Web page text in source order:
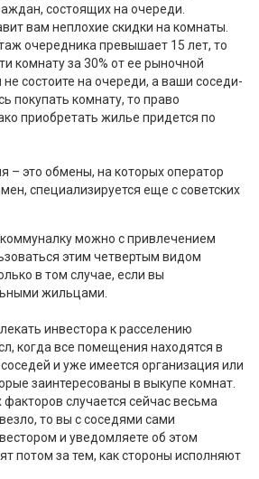
состоящих на очереди.
вам неплохие скидки на комнаты.
очередника превышает 15 лет, то
комнату за 30% от ее рыночной
состоите на очереди, а ваши соседи-
покупать комнату, то право
приобретать жилье придется по
– это обмены, на которых оператор
специализируется еще с советских
можно с привлечением
этим четвертым видом
в том случае, если вы
жильцами.
инвестора к расселению
когда все помещения находятся в
и уже имеется организация или
заинтересованы в выкупе комнат.
случается сейчас весьма
то вы с соседями сами
и уведомляете об этом
потом за тем, как стороны исполняют